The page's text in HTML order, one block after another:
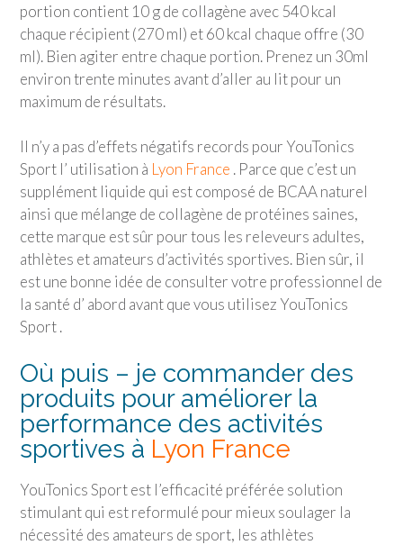
portion contient 10 g de collagène avec 540 kcal
chaque récipient (270 ml) et 60 kcal chaque offre (30
ml). Bien agiter entre chaque portion. Prenez un 30ml
environ trente minutes avant d’aller au lit pour un
maximum de résultats.
Il n’y a pas d’effets négatifs records pour YouTonics
Sport l’ utilisation à Lyon France . Parce que c’est un
supplément liquide qui est composé de BCAA naturel
ainsi que mélange de collagène de protéines saines,
cette marque est sûr pour tous les releveurs adultes,
athlètes et amateurs d’activités sportives. Bien sûr, il
est une bonne idée de consulter votre professionnel de
la santé d’ abord avant que vous utilisez YouTonics
Sport .
Où puis – je commander des
produits pour améliorer la
performance des activités
sportives à Lyon France
YouTonics Sport est l’efficacité préférée solution
stimulant qui est reformulé pour mieux soulager la
nécessité des amateurs de sport, les athlètes